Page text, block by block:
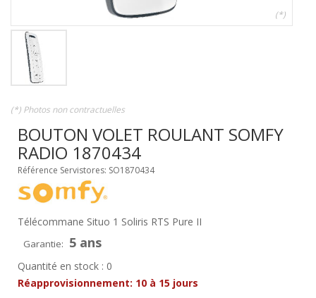
(*)
(*) Photos non contractuelles
BOUTON VOLET ROULANT SOMFY
RADIO 1870434
Référence Servistores: SO1870434
Télécommane Situo 1 Soliris RTS Pure II
Garantie: 5 ans
Quantité en stock : 0
Réapprovisionnement: 10 à 15 jours